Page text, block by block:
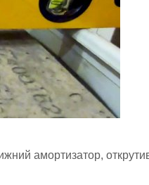
амортизатор,